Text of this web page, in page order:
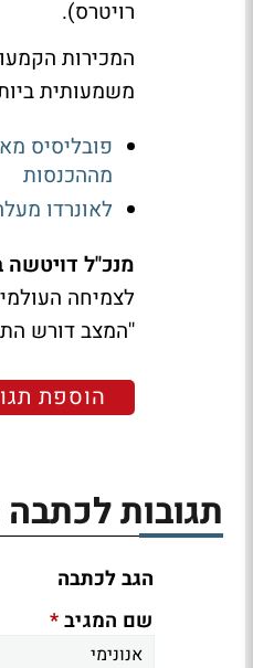
רויטרס).
משמעותית ביותר
מההכנסות
לאונרדו מעלה
מנכ"ל דויטשה
לצמיחה
''המצב דורש
הוספת
תגובות לכתבה
הגב לכתבה
שם המגיב*